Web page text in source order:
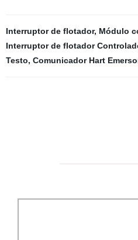
Interruptor de flotador, Módulo
Interruptor de flotador
Testo, Comunicador Hart